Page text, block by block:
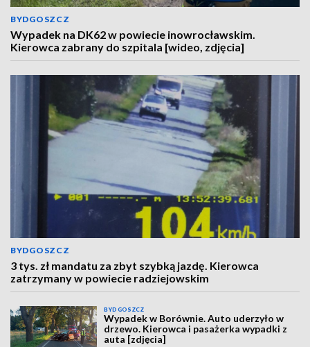
BYDGOSZCZ
Wypadek na DK62 w powiecie inowrocławskim.
Kierowca zabrany do szpitala [wideo, zdjęcia]
BYDGOSZCZ
3 tys. zł mandatu za zbyt szybką jazdę. Kierowca
zatrzymany w powiecie radziejowskim
BYDGOSZCZ
Wypadek w Borównie. Auto uderzyło w
drzewo. Kierowca i pasażerka wypadki z
auta [zdjęcia]